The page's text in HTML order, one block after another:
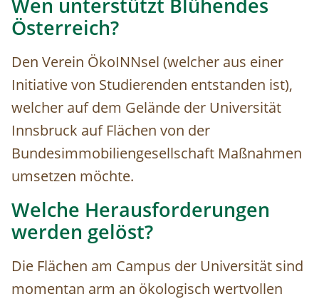
Wen unterstützt Blühendes
Österreich?
Den Verein ÖkoINNsel (welcher aus einer
Initiative von Studierenden entstanden ist),
welcher auf dem Gelände der Universität
Innsbruck auf Flächen von der
Bundesimmobiliengesellschaft Maßnahmen
umsetzen möchte.
Welche Herausforderungen
werden gelöst?
Die Flächen am Campus der Universität sind
momentan arm an ökologisch wertvollen